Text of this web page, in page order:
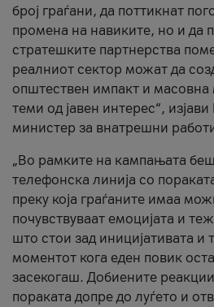
број граѓани, да поттикнат
промена на навиките, но и да
стратешките партнерства
реалниот сектор можат да
општествен импакт и масовна
теми од јавен интерес“,
министер за внатрешни
„Во рамките на кампањата
телефонска линија со
преку која граѓаните имаа
почувствуваат емоцијата и
што стои зад иницијативата и
моментот кога еден повик
засекогаш. Добиените
пораката допре до луѓето и